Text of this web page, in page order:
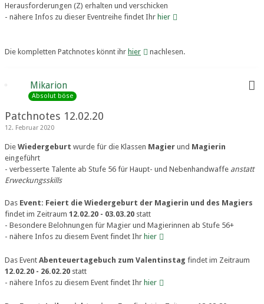
Herausforderungen (Z) erhalten und verschicken
- nähere Infos zu dieser Eventreihe findet Ihr hier
Die kompletten Patchnotes könnt ihr hier nachlesen.
Mikarion
Absolut böse
Patchnotes 12.02.20
12. Februar 2020
Die Wiedergeburt wurde für die Klassen Magier und Magierin
eingeführt
- verbesserte Talente ab Stufe 56 für Haupt- und Nebenhandwaffe anstatt
Erweckungsskills
Das Event: Feiert die Wiedergeburt der Magierin und des Magiers
findet im Zeitraum 12.02.20 - 03.03.20 statt
- Besondere Belohnungen für Magier und Magierinnen ab Stufe 56+
- nähere Infos zu diesem Event findet Ihr hier
Das Event Abenteuertagebuch zum Valentinstag findet im Zeitraum
12.02.20 - 26.02.20 statt
- nähere Infos zu diesem Event findet Ihr hier